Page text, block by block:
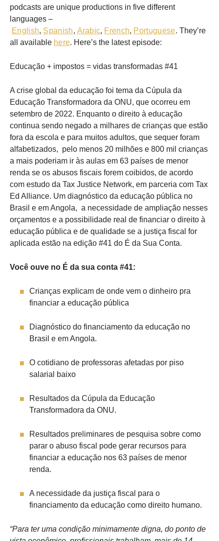
podcasts are unique productions in five different
languages –
English, Spanish, Arabic, French, Portuguese. They’re
all available here. Here’s the latest episode:
Educação + impostos = vidas transformadas #41
A crise global da educação foi tema da Cúpula da
Educação Transformadora da ONU, que ocorreu em
setembro de 2022. Enquanto o direito à educação
continua sendo negado a milhares de crianças que estão
fora da escola e para muitos adultos, que sequer foram
alfabetizados, pelo menos 20 milhões e 800 mil crianças
a mais poderiam ir às aulas em 63 países de menor
renda se os abusos fiscais forem coibidos, de acordo
com estudo da Tax Justice Network, em parceria com Tax
Ed Alliance. Um diagnóstico da educação pública no
Brasil e em Angola, a necessidade de ampliação nesses
orçamentos e a possibilidade real de financiar o direito à
educação pública e de qualidade se a justiça fiscal for
aplicada estão na edição #41 do É da Sua Conta.
Você ouve no É da sua conta #41:
Crianças explicam de onde vem o dinheiro pra
financiar a educação pública
Diagnóstico do financiamento da educação no
Brasil e em Angola.
O cotidiano de professoras afetadas por piso
salarial baixo
Resultados da Cúpula da Educação
Transformadora da ONU.
Resultados preliminares de pesquisa sobre como
parar o abuso fiscal pode gerar recursos para
financiar a educação nos 63 países de menor
renda.
A necessidade da justiça fiscal para o
financiamento da educação como direito humano.
“Para ter uma condição minimamente digna, do ponto de